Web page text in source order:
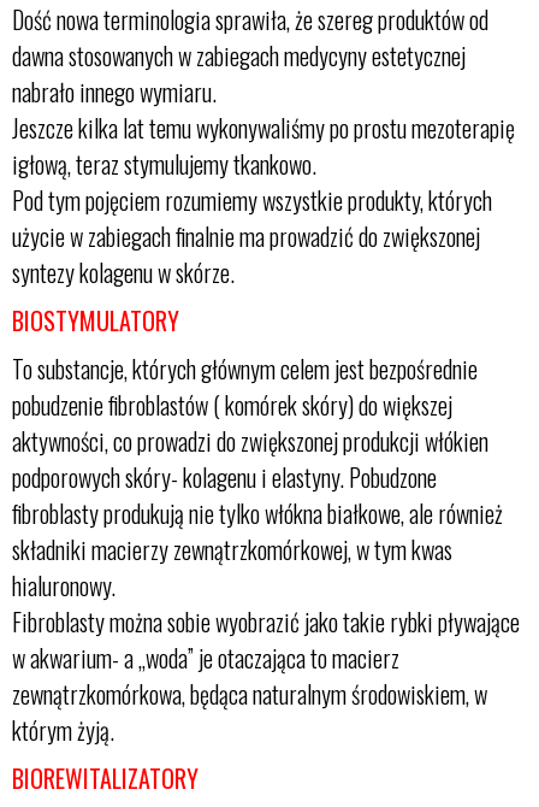
Dość nowa terminologia sprawiła, że szereg produktów od
dawna stosowanych w zabiegach medycyny estetycznej
nabrało innego wymiaru.
Jeszcze kilka lat temu wykonywaliśmy po prostu mezoterapię
igłową, teraz stymulujemy tkankowo.
Pod tym pojęciem rozumiemy wszystkie produkty, których
użycie w zabiegach finalnie ma prowadzić do zwiększonej
syntezy kolagenu w skórze.
BIOSTYMULATORY
To substancje, których głównym celem jest bezpośrednie
pobudzenie fibroblastów ( komórek skóry) do większej
aktywności, co prowadzi do zwiększonej produkcji włókien
podporowych skóry- kolagenu i elastyny. Pobudzone
fibroblasty produkują nie tylko włókna białkowe, ale również
składniki macierzy zewnątrzkomórkowej, w tym kwas
hialuronowy.
Fibroblasty można sobie wyobrazić jako takie rybki pływające
w akwarium- a „woda” je otaczająca to macierz
zewnątrzkomórkowa, będąca naturalnym środowiskiem, w
którym żyją.
BIOREWITALIZATORY